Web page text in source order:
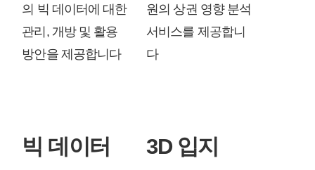
의 빅 데이터에 대한
관리, 개방 및 활용
방안을 제공합니다
원의 상권 영향 분석
서비스를 제공합니
다
빅 데이터
3D 입지